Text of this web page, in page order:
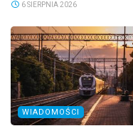
6 SIERPNIA 2026
WIADOMOŚCI